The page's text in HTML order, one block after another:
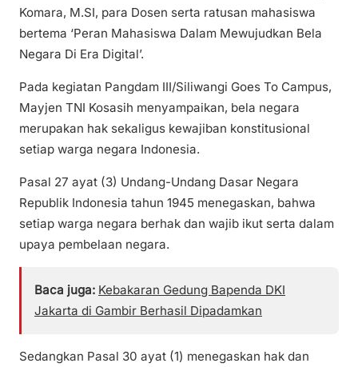
Komara, M.SI, para Dosen serta ratusan mahasiswa
bertema ‘Peran Mahasiswa Dalam Mewujudkan Bela
Negara Di Era Digital’.
Pada kegiatan Pangdam III/Siliwangi Goes To Campus,
Mayjen TNI Kosasih menyampaikan, bela negara
merupakan hak sekaligus kewajiban konstitusional
setiap warga negara Indonesia.
Pasal 27 ayat (3) Undang-Undang Dasar Negara
Republik Indonesia tahun 1945 menegaskan, bahwa
setiap warga negara berhak dan wajib ikut serta dalam
upaya pembelaan negara.
Baca juga: Kebakaran Gedung Bapenda DKI
Jakarta di Gambir Berhasil Dipadamkan
Sedangkan Pasal 30 ayat (1) menegaskan hak dan